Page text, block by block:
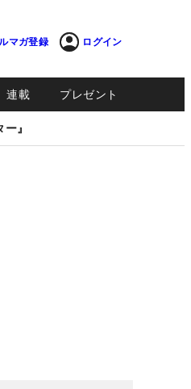
マガ登録 ログイン
連載 プレゼント
』